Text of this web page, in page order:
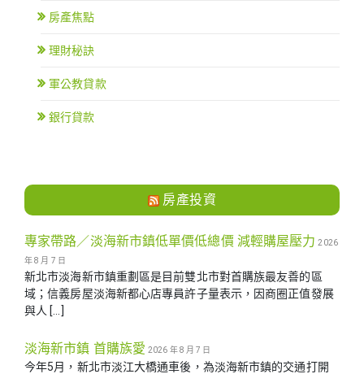
房產焦點
理財秘訣
軍公教貸款
銀行貸款
房產投資
專家帶路／淡海新市鎮低單價低總價 減輕購屋壓力 2026
年 8 月 7 日
新北市淡海新市鎮重劃區是目前雙北市對首購族最友善的區
域；信義房屋淡海新都心店專員許子量表示，因商圈正值發展
與人 […]
淡海新市鎮 首購族愛 2026 年 8 月 7 日
今年5月，新北市淡江大橋通車後，為淡海新市鎮的交通打開